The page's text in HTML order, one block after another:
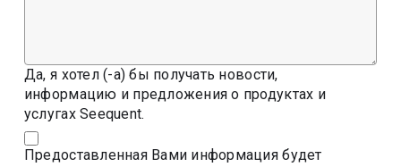
Да, я хотел (-а) бы получать новости,
информацию и предложения о продуктах и
услугах Seequent.
Предоставленная Вами информация будет